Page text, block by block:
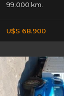
99.000 km.
U$S 68.900